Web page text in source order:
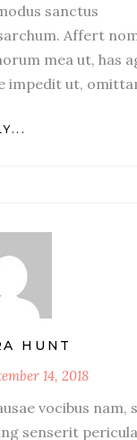
sanctus
Affert
mea ut, has
impedit ut,
HUNT
14, 2018
vocibus nam,
senserit